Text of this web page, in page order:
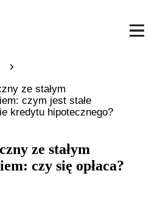
ze stałym
czym jest stałe
kredytu hipotecznego?
ze stałym
czy się opłaca?